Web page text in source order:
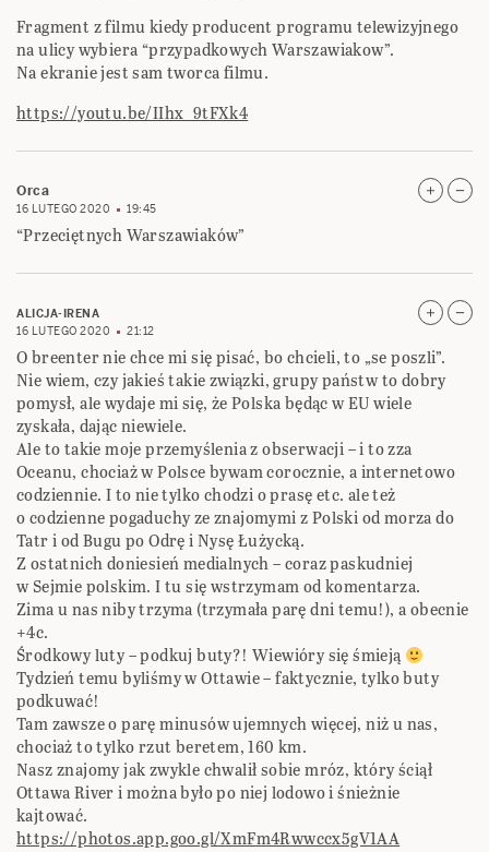
Fragment z filmu kiedy producent programu telewizyjnego
na ulicy wybiera “przypadkowych Warszawiakow”.
Na ekranie jest sam tworca filmu.
https://youtu.be/IIhx_9tFXk4
Orca
16 LUTEGO 2020 19:45
“Przeciętnych Warszawiaków”
ALICJA-IRENA
16 LUTEGO 2020
21:12
O breenter nie chce mi się pisać, bo chcieli, to „se poszli”.
Nie wiem, czy jakieś takie związki, grupy państw to dobry
pomysł, ale wydaje mi się, że Polska będąc w EU wiele
zyskała, dając niewiele.
Ale to takie moje przemyślenia z obserwacji – i to zza
Oceanu, chociaż w Polsce bywam corocznie, a internetowo
codziennie. I to nie tylko chodzi o prasę etc. ale też
o codzienne pogaduchy ze znajomymi z Polski od morza do
Tatr i od Bugu po Odrę i Nysę Łużycką.
Z ostatnich doniesień medialnych – coraz paskudniej
w Sejmie polskim. I tu się wstrzymam od komentarza.
Zima u nas niby trzyma (trzymała parę dni temu!), a obecnie
+4c.
Środkowy luty – podkuj buty?! Wiewióry się śmieją
Tydzień temu byliśmy w Ottawie – faktycznie, tylko buty
podkuwać!
Tam zawsze o parę minusów ujemnych więcej, niż u nas,
chociaż to tylko rzut beretem, 160 km.
Nasz znajomy jak zwykle chwalił sobie mróz, który ściął
Ottawa River i można było po niej lodowo i śnieżnie
kajtować.
https://photos.app.goo.gl/XmFm4Rwwccx5gV1AA